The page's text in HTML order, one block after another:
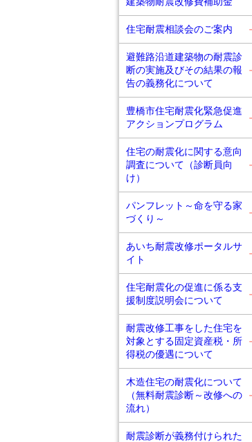
住宅耐震相談会のご案内
避難路沿道建築物の耐震診
断の実施及びその結果の報
告の義務化について
豊橋市住宅耐震化緊急促進
アクションプログラム
住宅の耐震化に関する意向
調査について（診断員向
け）
パンフレット～命を守る家
づくり～
あいち耐震改修ポータルサ
イト
住宅耐震化の促進に係る支
援制度説明会について
耐震改修工事をした住宅を
対象とする固定資産税・所
得税の優遇について
木造住宅の耐震化について
（無料耐震診断～改修への
流れ）
耐震診断が義務付けられた